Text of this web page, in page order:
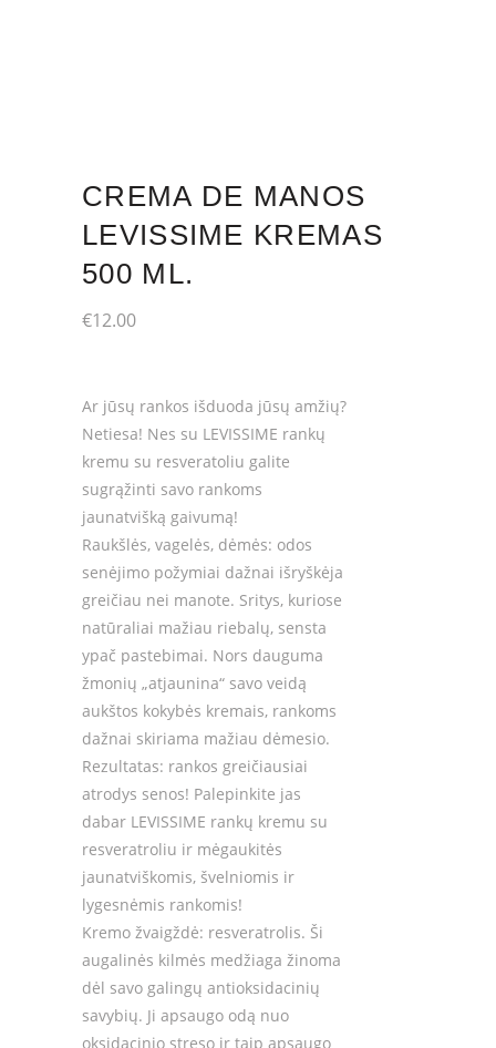
CREMA DE MANOS
LEVISSIME KREMAS
500 ML.
€12.00
Ar jūsų rankos išduoda jūsų amžių?
Netiesa! Nes su LEVISSIME rankų
kremu su resveratoliu galite
sugrąžinti savo rankoms
jaunatvišką gaivumą!
Raukšlės, vagelės, dėmės: odos
senėjimo požymiai dažnai išryškėja
greičiau nei manote. Sritys, kuriose
natūraliai mažiau riebalų, sensta
ypač pastebimai. Nors dauguma
žmonių „atjaunina“ savo veidą
aukštos kokybės kremais, rankoms
dažnai skiriama mažiau dėmesio.
Rezultatas: rankos greičiausiai
atrodys senos! Palepinkite jas
dabar LEVISSIME rankų kremu su
resveratroliu ir mėgaukitės
jaunatviškomis, švelniomis ir
lygesnėmis rankomis!
Kremo žvaigždė: resveratrolis. Ši
augalinės kilmės medžiaga žinoma
dėl savo galingų antioksidacinių
savybių. Ji apsaugo odą nuo
oksidacinio streso ir taip apsaugo